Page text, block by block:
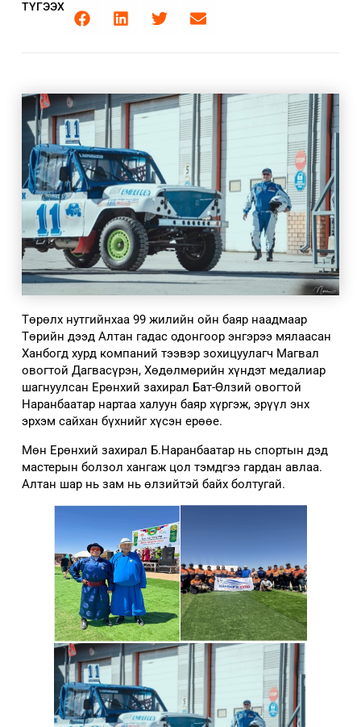
ТҮГЭЭХ
Төрөлх нутгийнхаа 99 жилийн ойн баяр наадмаар
Төрийн дээд Алтан гадас одонгоор энгэрээ мялаасан
Ханбогд хурд компаний тээвэр зохицуулагч Магвал
овогтой Дагвасүрэн, Хөдөлмөрийн хүндэт медалиар
шагнуулсан Ерөнхий захирал Бат-Өлзий овогтой
Наранбаатар нартаа халуун баяр хүргэж, эрүүл энх
эрхэм сайхан бүхнийг хүсэн ерөөе.
Мөн Ерөнхий захирал Б.Наранбаатар нь спортын дэд
мастерын болзол хангаж цол тэмдгээ гардан авлаа.
Алтан шар нь зам нь өлзийтэй байх болтугай.